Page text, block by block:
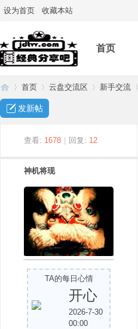
设为首页 收藏本站
首页
首页
›
云盘交流区
›
新手交流
发新帖
查看: 1678 回复: 12
神机将现
TA的每日心情
开心
2026-7-30
00:00